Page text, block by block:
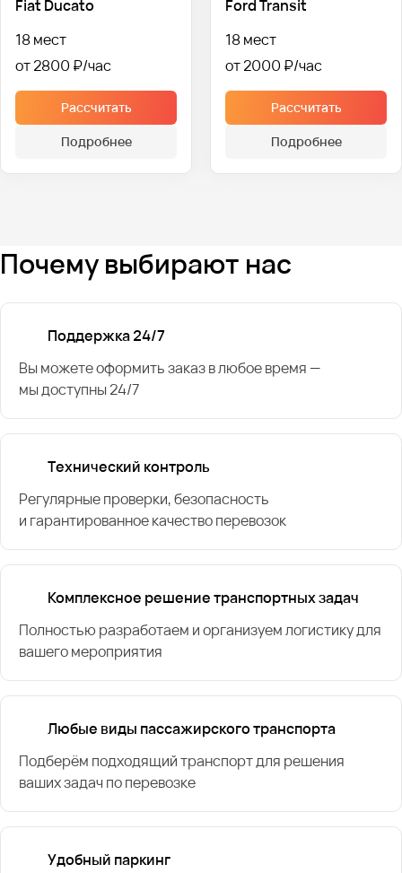
Fiat Ducato
18 мест
от 2800 ₽
Рассчитать
Подробнее
Ford Transit
18 мест
от 2000 ₽
Рассчитать
Подробнее
Почему выбирают нас
Поддержка 24/7
Вы можете оформить заказ в любое время —
мы доступны 24/7
Технический контроль
Регулярные проверки, безопасность
и гарантированное качество перевозок
Комплексное решение транспортных задач
Полностью разработаем и организуем логистику для
вашего мероприятия
Любые виды пассажирского транспорта
Подберём подходящий транспорт для решения
ваших задач по перевозке
Удобный паркинг